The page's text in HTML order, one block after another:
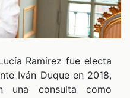
Ramírez fue electa
Iván Duque en 2018,
una consulta como